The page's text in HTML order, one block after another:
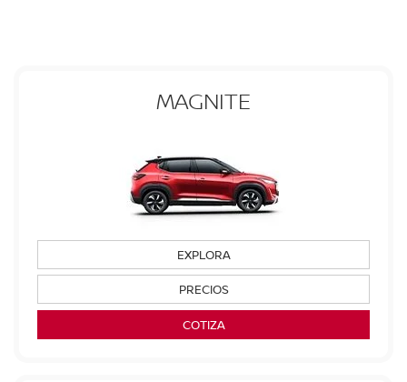
MAGNITE
EXPLORA
PRECIOS
COTIZA